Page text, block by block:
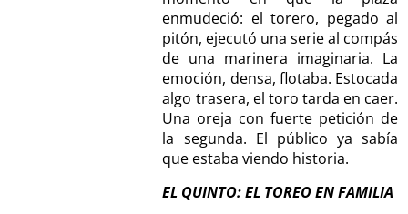
enmudeció: el torero, pegado al
pitón, ejecutó una serie al compás
de una marinera imaginaria. La
emoción, densa, flotaba. Estocada
algo trasera, el toro tarda en caer.
Una oreja con fuerte petición de
la segunda. El público ya sabía
que estaba viendo historia.
EL QUINTO: EL TOREO EN FAMILIA